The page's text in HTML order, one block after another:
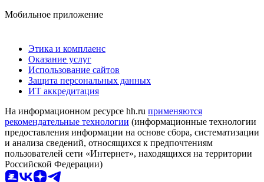
Мобильное приложение
Этика и комплаенс
Оказание услуг
Использование сайтов
Защита персональных данных
ИТ аккредитация
На информационном ресурсе hh.ru применяются
рекомендательные технологии (информационные технологии
предоставления информации на основе сбора, систематизации
и анализа сведений, относящихся к предпочтениям
пользователей сети «Интернет», находящихся на территории
Российской Федерации)